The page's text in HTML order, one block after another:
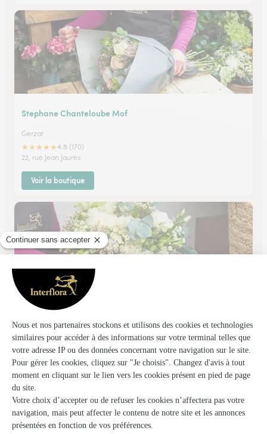
Stephane Chanteloube Mof
Gerzat
★★★★★4.8 (170)
22, rue Jean Jaurès
Voir la boutique
Au Lys Blanc
Gerzat
★★★★★4.4 (41)
18, rue des Martyrs
Voir la boutique